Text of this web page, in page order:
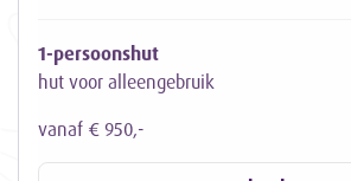
1-persoonshut
hut voor alleengebruik
vanaf € 950,-